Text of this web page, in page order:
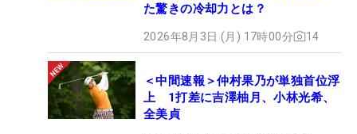
た驚きの冷却力とは？
2026年8月3日 (月) 17時00分 14
＜中間速報＞仲村果乃が単独首位浮
上 1打差に吉澤柚月、小林光希、
全美貞